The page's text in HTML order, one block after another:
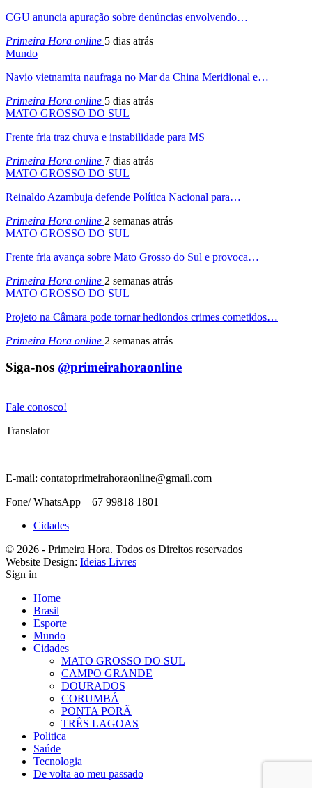
CGU anuncia apuração sobre denúncias envolvendo…
Primeira Hora online 5 dias atrás
Mundo
Navio vietnamita naufraga no Mar da China Meridional e…
Primeira Hora online 5 dias atrás
MATO GROSSO DO SUL
Frente fria traz chuva e instabilidade para MS
Primeira Hora online 7 dias atrás
MATO GROSSO DO SUL
Reinaldo Azambuja defende Política Nacional para…
Primeira Hora online 2 semanas atrás
MATO GROSSO DO SUL
Frente fria avança sobre Mato Grosso do Sul e provoca…
Primeira Hora online 2 semanas atrás
MATO GROSSO DO SUL
Projeto na Câmara pode tornar hediondos crimes cometidos…
Primeira Hora online 2 semanas atrás
Siga-nos @primeirahoraonline
Fale conosco!
Translator
E-mail: contatoprimeirahoraonline@gmail.com
Fone/ WhatsApp – 67 99818 1801
Cidades
© 2026 - Primeira Hora. Todos os Direitos reservados
Website Design: Ideias Livres
Sign in
Home
Brasil
Esporte
Mundo
Cidades
MATO GROSSO DO SUL
CAMPO GRANDE
DOURADOS
CORUMBÁ
PONTA PORÃ
TRÊS LAGOAS
Politica
Saúde
Tecnologia
De volta ao meu passado